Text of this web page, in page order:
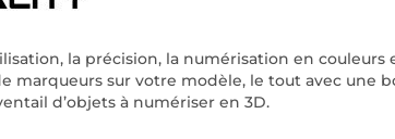
la précision, la numérisation en
marqueurs sur votre modèle, le tout avec une
d’objets à numériser en 3D.